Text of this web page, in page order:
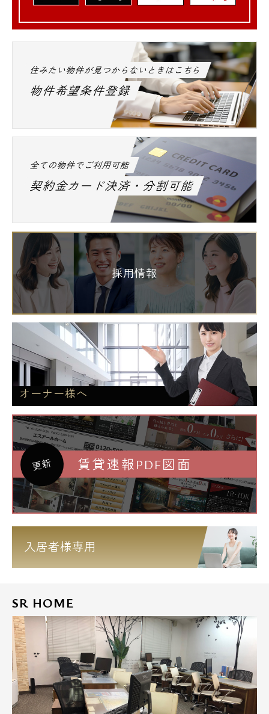
住みたい物件が見つからないときはこちら
物件希望条件登録
全ての物件でご利用可能
契約金カード決済・分割可能
採用情報
オーナー様へ
更新 賃貸速報PDF図面
入居者様専用
SR HOME